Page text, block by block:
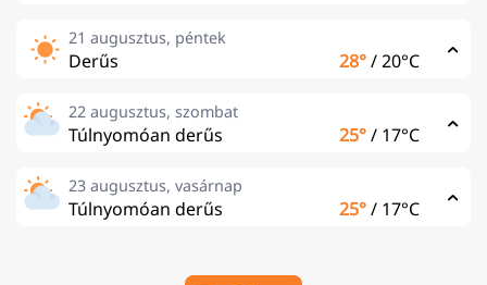
21 augusztus, péntek
Derűs 28°/20°C
22 augusztus, szombat
Túlnyomóan derűs 25°/ 17°C
23 augusztus, vasárnap
Túlnyomóan derűs 25°/ 17°C